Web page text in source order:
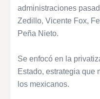
administraciones
Zedillo, Vicente Fox,
Peña Nieto.
Se enfocó en la
Estado, estrategia que
los mexicanos.